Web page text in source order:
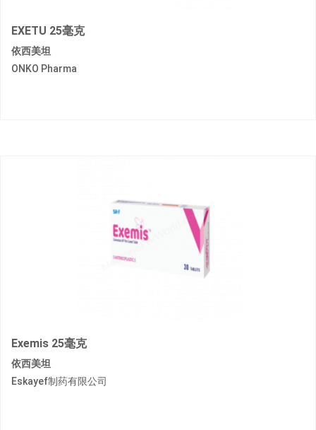
EXETU 25毫克
依西美坦
ONKO Pharma
Exemis 25毫克
依西美坦
Eskayef制药有限公司